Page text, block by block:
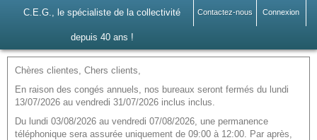
Connexion
Contactez-nous
C.E.G., le spécialiste de la collectivité
depuis 40 ans !
Chères clientes, Chers clients,
En raison des congés annuels, nos bureaux seront fermés du lundi
13/07/2026 au vendredi 31/07/2026 inclus inclus.
Du lundi 03/08/2026 au vendredi 07/08/2026, une permanence
téléphonique sera assurée uniquement de 09:00 à 12:00. Par après,